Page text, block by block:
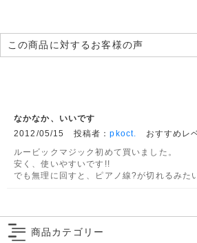
この商品に対するお客様の声
なかなか、いいです
2012/05/15 投稿者：pkoct. おすすめレ
ルービックマジック初めて買いました。
安く、使いやすいです!!
でも無理に回すと、ピアノ線?が切れるみた
商品カテゴリー